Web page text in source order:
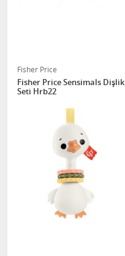
Fisher Price
Fisher Price Sensimals Dişlik
Seti Hrb22